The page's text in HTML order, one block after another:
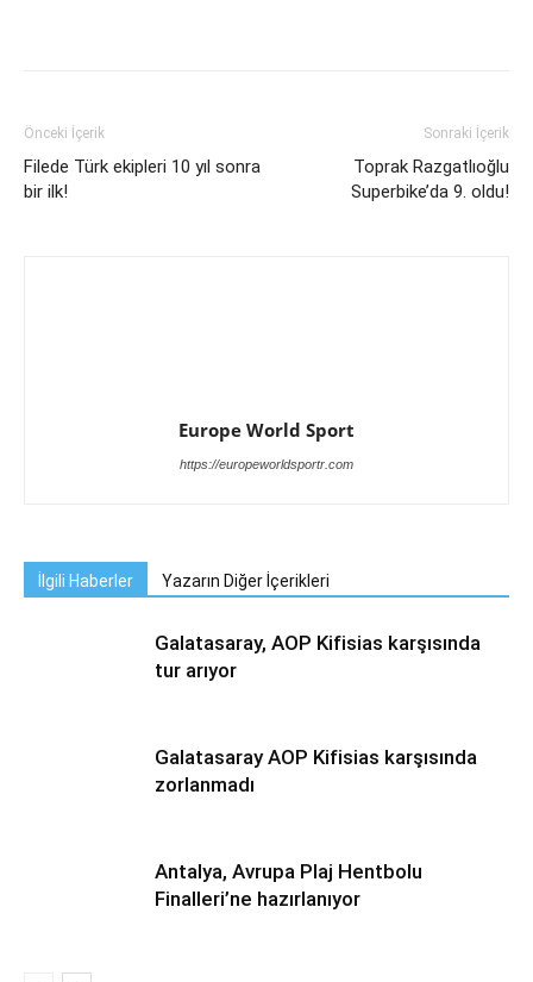
Önceki İçerik
Filede Türk ekipleri 10 yıl sonra
bir ilk!
Sonraki İçerik
Toprak Razgatlıoğlu
Superbike’da 9. oldu!
Europe World Sport
https://europeworldsportr.com
İlgili Haberler Yazarın Diğer İçerikleri
Galatasaray, AOP Kifisias karşısında
tur arıyor
Galatasaray AOP Kifisias karşısında
zorlanmadı
Antalya, Avrupa Plaj Hentbolu
Finalleri’ne hazırlanıyor